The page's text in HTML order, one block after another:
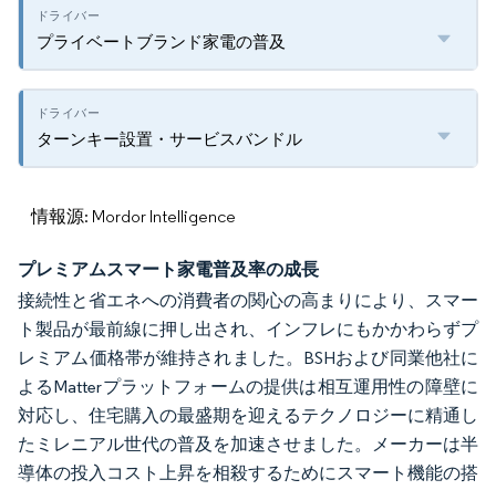
プライベートブランド家電の普及
ターンキー設置・サービスバンドル
情報源: Mordor Intelligence
プレミアムスマート家電普及率の成長
接続性と省エネへの消費者の関心の高まりにより、スマー
ト製品が最前線に押し出され、インフレにもかかわらずプ
レミアム価格帯が維持されました。BSHおよび同業他社に
よるMatterプラットフォームの提供は相互運用性の障壁に
対応し、住宅購入の最盛期を迎えるテクノロジーに精通し
たミレニアル世代の普及を加速させました。メーカーは半
導体の投入コスト上昇を相殺するためにスマート機能の搭